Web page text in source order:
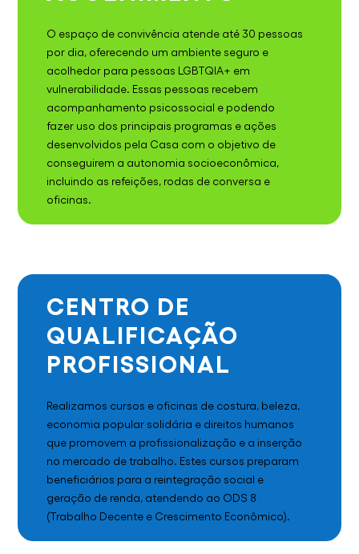
O espaço de convivência atende até 30 pessoas
por dia, oferecendo um ambiente seguro e
acolhedor para pessoas LGBTQIA+ em
vulnerabilidade. Essas pessoas recebem
acompanhamento psicossocial e podendo
fazer uso dos principais programas e ações
desenvolvidos pela Casa com o objetivo de
conseguirem a autonomia socioeconômica,
incluindo as refeições, rodas de conversa e
oficinas.
CENTRO DE
QUALIFICAÇÃO
PROFISSIONAL
Realizamos cursos e oficinas de costura, beleza,
economia popular solidária e direitos humanos
que promovem a profissionalização e a inserção
no mercado de trabalho. Estes cursos preparam
beneficiários para a reintegração social e
geração de renda, atendendo ao ODS 8
(Trabalho Decente e Crescimento Econômico).